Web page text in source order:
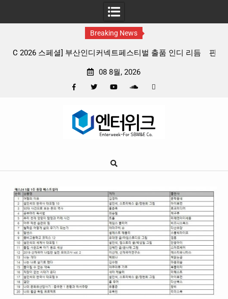
Breaking News
판타지 케이팝 애니메이션 ‘고스트밴드’ 8월 26일(수) 개봉
08 8월, 2026
Google